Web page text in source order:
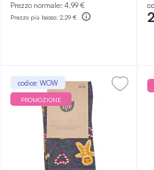
Prezzo normale: 4,99 €
Prezzo più basso: 2,29 €
codice: WOW
PROMOZIONE